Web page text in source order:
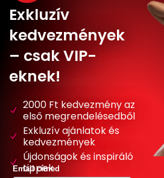
Exkluzív
kedvezmények
– csak VIP-
eknek!
2000 Ft kedvezmény az
első megrendelésedből
Exkluzív ajánlatok és
kedvezmények
Újdonságok és inspiráló
tippek
Email címed